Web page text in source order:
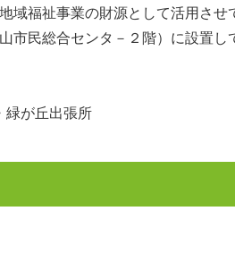
域福祉事業の財源として活用させ
市民総合センタ－２階）に設置し
緑が丘出張所